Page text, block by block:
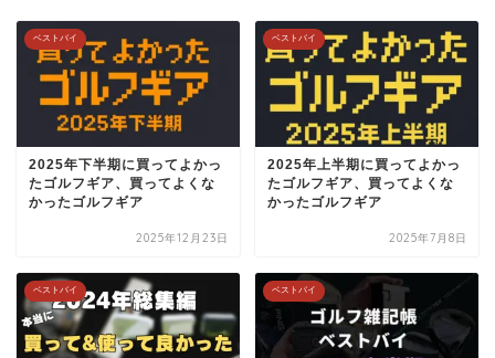
ベストバイ
2025年下半期に買ってよかっ
たゴルフギア、買ってよくな
かったゴルフギア
2025年12月23日
ベストバイ
2025年上半期に買ってよかっ
たゴルフギア、買ってよくな
かったゴルフギア
2025年7月8日
ベストバイ ベストバイ